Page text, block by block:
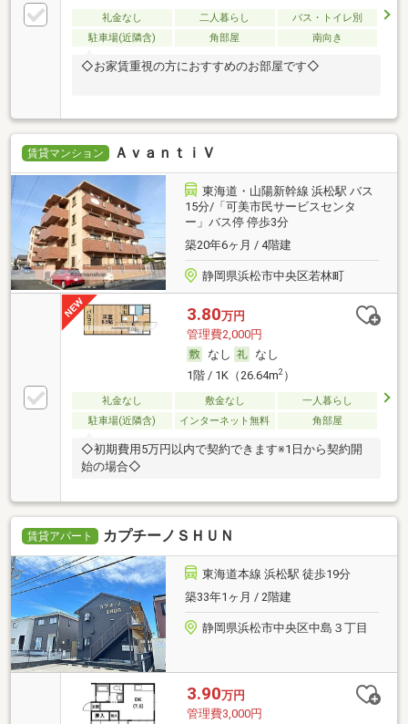
礼金なし 二人暮らし
バス・トイレ別
駐車場(近隣含)
角部屋 南向き
◇お家賃重視の方におすすめのお部屋です◇
賃貸マンション ＡｖａｎｔｉＶ
東海道・山陽新幹線 浜松駅 バス
15分/「可美市民サービスセンタ
ー」バス停 停歩3分
築20年6ヶ月 / 4階建
静岡県浜松市中央区若林町
3.80万円
管理費2,000円
なし
なし
1階 / 1K（26.64m2）
礼金なし 敷金なし
一人暮らし
駐車場(近隣含)
インターネット無料 角部屋
◇初期費用5万円以内で契約できます※1日から契約開
始の場合◇
賃貸アパート カプチーノＳＨＵＮ
東海道本線 浜松駅 徒歩19分
築33年1ヶ月 / 2階建
静岡県浜松市中央区中島３丁目
3.90万円
管理費3,000円